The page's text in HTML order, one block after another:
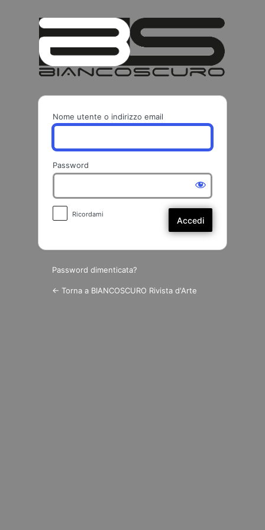
Nome utente o indirizzo email
Password
Ricordami
Password dimenticata?
← Torna a BIANCOSCURO Rivista d'Arte